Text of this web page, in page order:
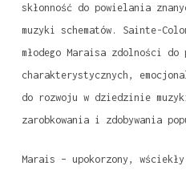
skłonność do powielania
muzyki schematów. Sainte-
młodego Maraisa zdolności do
charakterystycznych,
do rozwoju w dziedzinie
zarobkowania i zdobywania
Marais – upokorzony,